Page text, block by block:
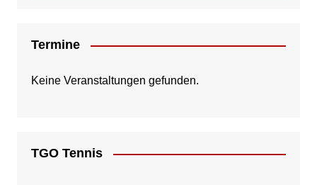
Termine
Keine Veranstaltungen gefunden.
TGO Tennis